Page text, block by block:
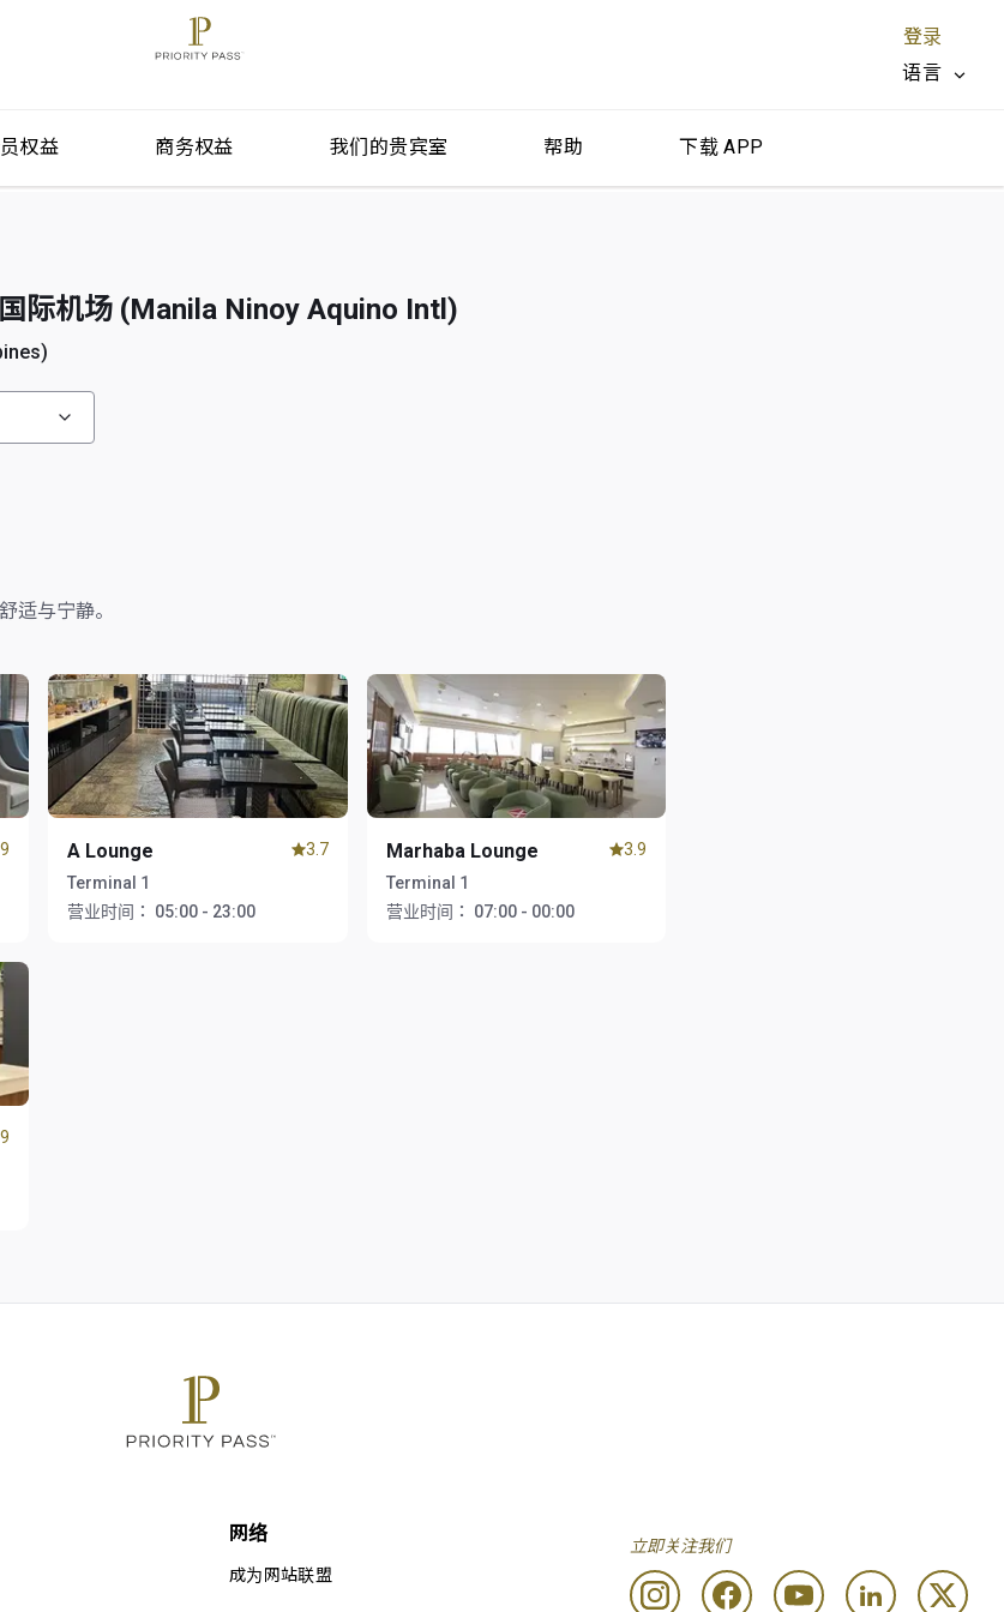
登录
语言
权益 商务权益 我们的贵宾室 帮助 下载 APP
际机场 (Manila Ninoy Aquino Intl)
适与宁静。
A Lounge
Terminal 1
营业时间：
05:00 - 23:00
3.7 Marhaba Lounge
Terminal 1
营业时间：
07:00 - 00:00
3.9
网络
成为网站联盟
立即关注我们